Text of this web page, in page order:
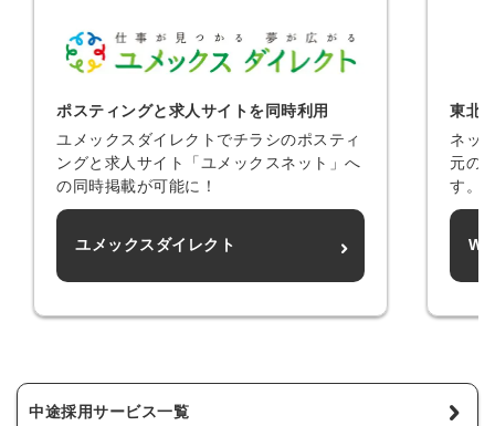
ポスティングと求人サイトを同時利用
ユメックスダイレクトでチラシのポスティ
ングと求人サイト「ユメックスネット」へ
の同時掲載が可能に！
ユメックスダイレクト
東北
ネッ
元の
す。
中途採用サービス一覧